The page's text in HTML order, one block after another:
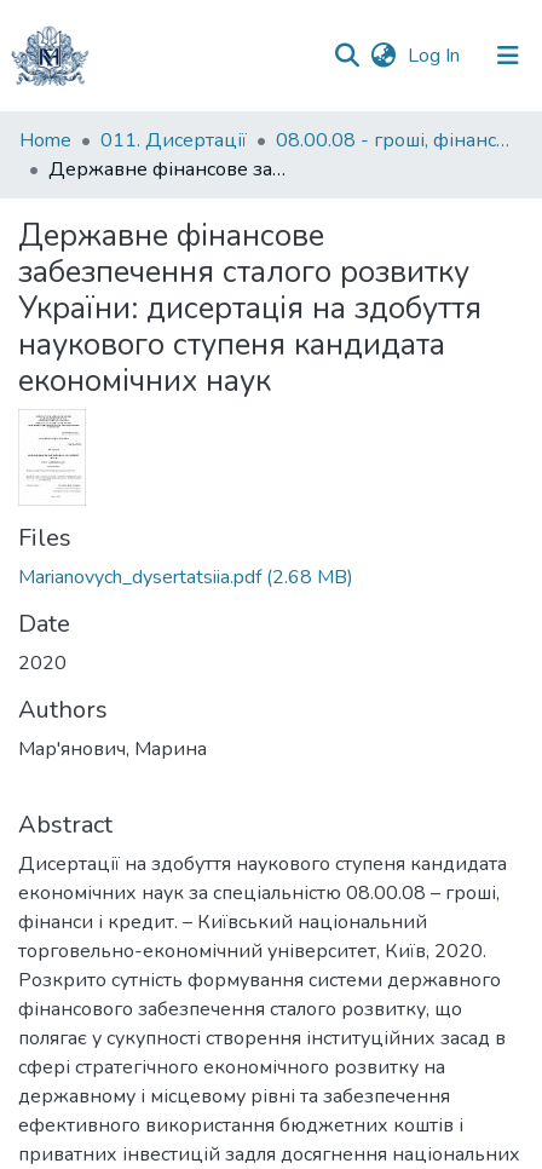
Log In (current)
Communities
&
All of DSpace
Statistics
Home 011. Дисертації
08.00.08 - гроші, фінанси і кредит
Державне фінансове забезпечення сталого розвитку України: дисертація на здобуття наукового ступеня кандидата економічних наук
Державне фінансове
забезпечення сталого розвитку
України: дисертація на здобуття
наукового ступеня кандидата
економічних наук
Files
Marianovych_dysertatsiia.pdf(2.68 MB)
Date
2020
Authors
Мар'янович, Марина
Abstract
Дисертації на здобуття наукового ступеня кандидата
економічних наук за спеціальністю 08.00.08 – гроші,
фінанси і кредит. – Київський національний
торговельно-економічний університет, Київ, 2020.
Розкрито сутність формування системи державного
фінансового забезпечення сталого розвитку, що
полягає у сукупності створення інституційних засад в
сфері стратегічного економічного розвитку на
державному і місцевому рівні та забезпечення
ефективного використання бюджетних коштів і
приватних інвестицій задля досягнення національних